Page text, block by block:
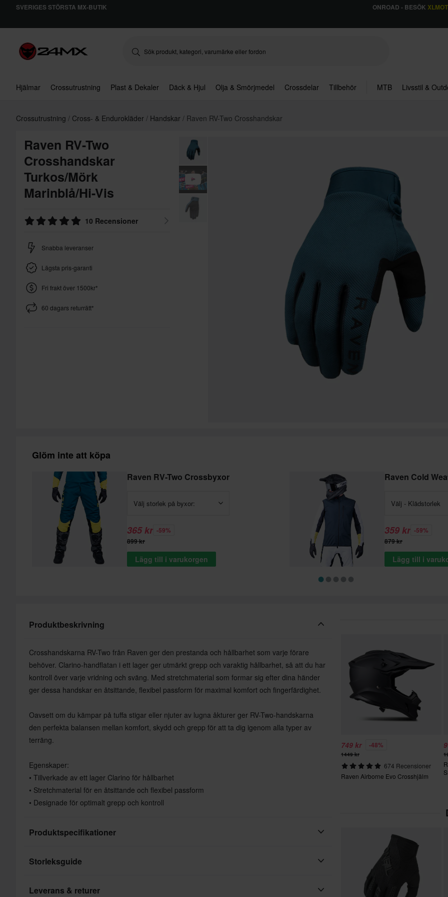
SVERIGES STÖRSTA MX-BUTIK ONROAD - BESÖK
Hjälmar Crossutrustning Plast & Dekaler Däck & Hjul Olja & Smörjmedel Crossdelar Tillbehör MTB Livsstil &
Crossutrustning Cross- & Endurokläder Handskar Raven RV-Two Crosshandskar
Raven RV-Two
Crosshandskar
Turkos/Mörk
Marinblå/Hi-Vis
10 Recensioner
Snabba leveranser
Lägsta pris-garanti
Fri frakt över 1500kr*
60 dagars returrätt*
Glöm inte att köpa
Raven RV-Two Crossbyxor
Välj storlek på byxor:
365 kr -59%
899 kr
Lägg till i varukorgen
Raven Cold
Välj - Klädstorlek
359 kr -59%
879 kr
Lägg till i
Produktbeskrivning
Crosshandskarna RV-Two från Raven ger den prestanda och hållbarhet som varje förare
behöver. Clarino-handflatan i ett lager ger utmärkt grepp och varaktig hållbarhet, så att du har
kontroll över varje vridning och sväng. Med stretchmaterial som formar sig efter dina händer
ger dessa handskar en åtsittande, flexibel passform för maximal komfort och fingerfärdighet.
Oavsett om du kämpar på tuffa stigar eller njuter av lugna åkturer ger RV-Two-handskarna
den perfekta balansen mellan komfort, skydd och grepp för att ta dig igenom alla typer av
terräng.
Egenskaper:
• Tillverkade av ett lager Clarino för hållbarhet
• Stretchmaterial för en åtsittande och flexibel passform
• Designade för optimalt grepp och kontroll
Produktspecifikationer
Produktanvändare
Varumärke Raven
Storleksguide
Leverans & returer
749 kr -48%
1449 kr
674 Recensioner
Raven Airborne Evo Crosshjälm